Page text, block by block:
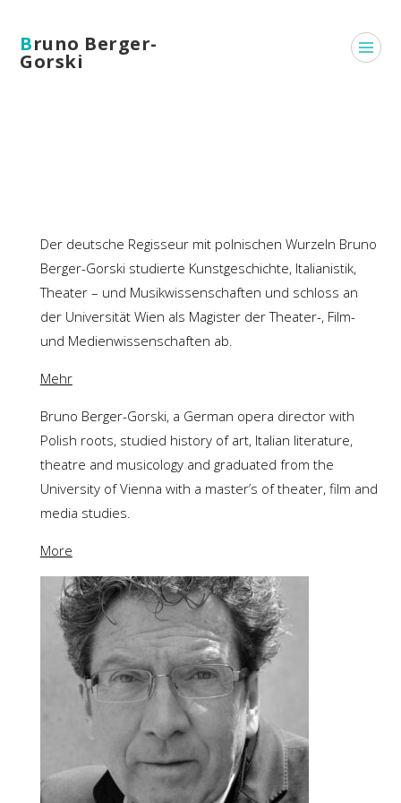
Bruno Berger-
Gorski
Der deutsche Regisseur mit polnischen Wurzeln Bruno
Berger-Gorski studierte Kunstgeschichte, Italianistik,
Theater – und Musikwissenschaften und schloss an
der Universität Wien als Magister der Theater-, Film-
und Medienwissenschaften ab.
Mehr
Bruno Berger-Gorski, a German opera director with
Polish roots, studied history of art, Italian literature,
theatre and musicology and graduated from the
University of Vienna with a master’s of theater, film and
media studies.
More